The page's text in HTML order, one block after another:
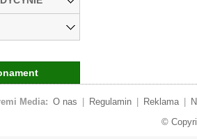
Media: O nas Regulamin Reklama
©